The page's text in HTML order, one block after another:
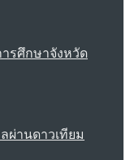
รศึกษาจังหวัด
ผ่านดาวเทียม